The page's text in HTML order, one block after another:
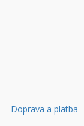
Doprava a platba